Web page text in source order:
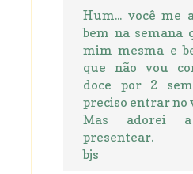
Hum... você me
bem na semana
mim mesma e
que não vou
doce por 2
preciso entrar no
Mas adorei
presentear.
bjs